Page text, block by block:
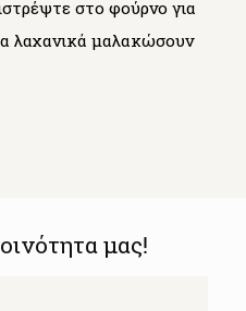
στο φούρνο για
λαχανικά μαλακώσουν
μας!